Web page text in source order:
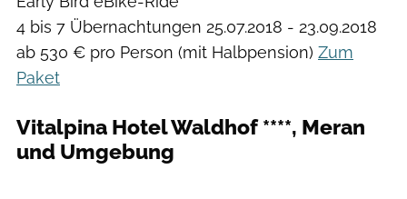
4 bis 7 Übernachtungen 25.07.2018 - 23.09.2018
ab 530 € pro Person (mit Halbpension) Zum
Paket
Vitalpina Hotel Waldhof ****, Meran
und Umgebung